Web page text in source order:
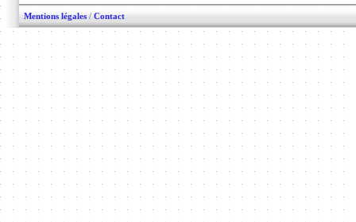
Mentions légales / Contact